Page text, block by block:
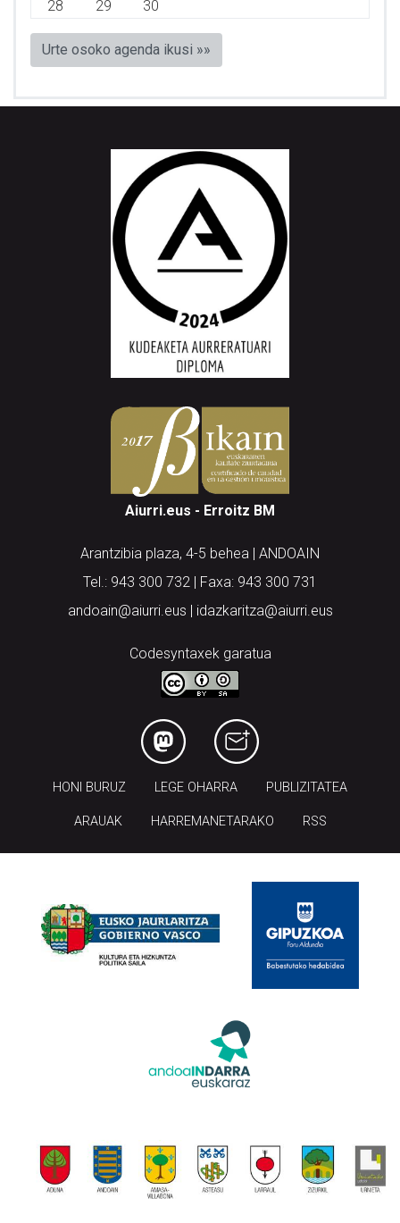
28
29 30
Urte osoko agenda ikusi »»
Aiurri.eus - Erroitz BM
Arantzibia plaza, 4-5 behea | ANDOAIN
Tel.: 943 300 732 | Faxa: 943 300 731
andoain@aiurri.eus | idazkaritza@aiurri.eus
Codesyntaxek garatua
HONI BURUZ LEGE OHARRA PUBLIZITATEA
ARAUAK HARREMANETARAKO RSS